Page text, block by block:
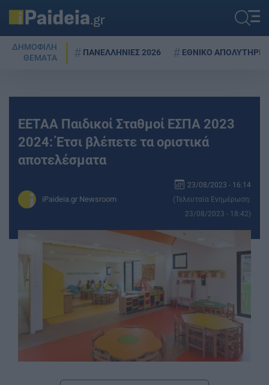
ΔΗΜΟΦΙΛΗ
ΘΕΜΑΤΑ
ΠΑΝΕΛΛΗΝΙΕΣ 2026 ΕΘΝΙΚΟ ΑΠΟΛΥΤΗΡΙΟ
ΕΕΤΑΑ Παιδικοί Σταθμοί ΕΣΠΑ 2023
2024: Έτσι βλέπετε τα οριστικά
αποτελέσματα
iPaideia.gr Newsroom
23/08/2023 - 16:14
(Τελευταία Ενημέρωση:
23/08/2023 - 18:42)